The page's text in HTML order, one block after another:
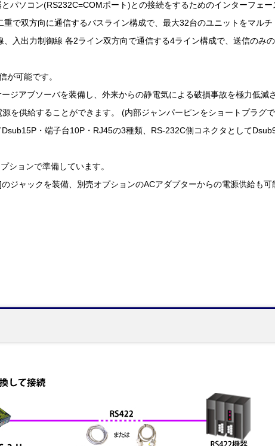
パソコン(RS232C=COMポート)との接続をするためのインターフェ
重で双方向に通信するバスライン構成で、最大32台のユニットをマル
、入出力制御線 各2ライン双方向で通信する4ライン構成で、送信のみ
が可能です。
ジアブソーバを装備し、外来からの静電気による破損事故を極力低減
源を供給することができます。 (内部ジャンパーピンをショートプラグ
・端子台10P・RJ45の3種類、RS-232C側コネクタとして
ションで準備しています。
ジャックを装備、別売オプションのACアダプターからの電源供給も可